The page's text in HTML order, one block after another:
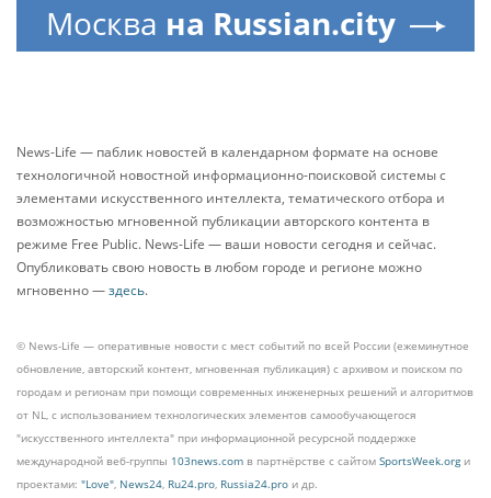
Москва на Russian.city
News-Life — паблик новостей в календарном формате на основе
технологичной новостной информационно-поисковой системы с
элементами искусственного интеллекта, тематического отбора и
возможностью мгновенной публикации авторского контента в
режиме Free Public. News-Life — ваши новости сегодня и сейчас.
Опубликовать свою новость в любом городе и регионе можно
мгновенно —здесь.
© News-Life — оперативные новости с мест событий по всей России (ежеминутное
обновление, авторский контент, мгновенная публикация) с архивом и поиском по
городам и регионам при помощи современных инженерных решений и алгоритмов
от NL, с использованием технологических элементов самообучающегося
"искусственного интеллекта" при информационной ресурсной поддержке
международной веб-группы 103news.com в партнёрстве с сайтом SportsWeek.orgи
проектами: "Love", News24, Ru24.pro, Russia24.pro и др.